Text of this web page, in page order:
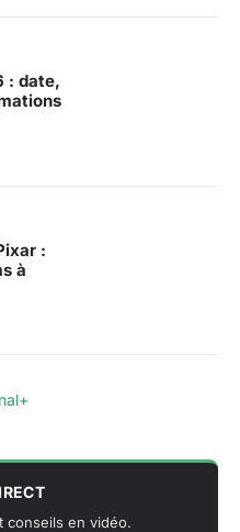
: date,
:
à
conseils en vidéo.